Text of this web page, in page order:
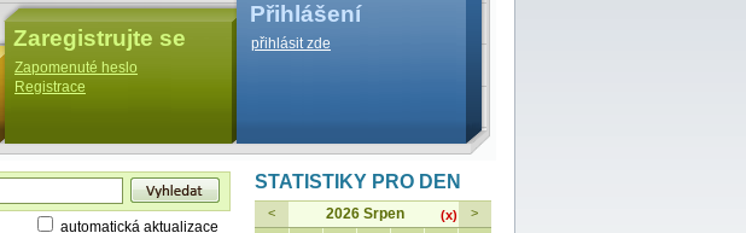
Zaregistrujte se
Zapomenuté heslo
Registrace
Přihlášení
přihlásit zde
automatická aktualizace
STATISTIKY PRO DEN
< (x)
2026 Srpen
>